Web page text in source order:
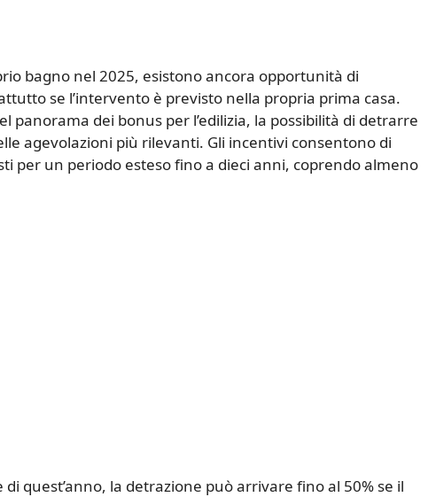
bagno nel 2025, esistono ancora opportunità di
se l’intervento è previsto nella propria prima casa.
dei bonus per l’edilizia, la possibilità di detrarre
agevolazioni più rilevanti. Gli incentivi consentono di
per un periodo esteso fino a dieci anni, coprendo almeno
quest’anno, la detrazione può arrivare fino al 50% se il